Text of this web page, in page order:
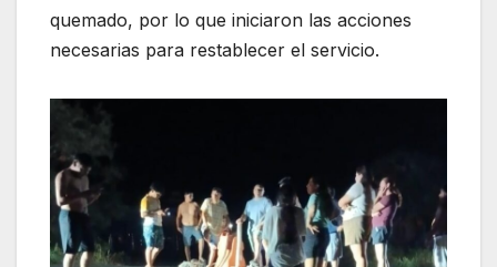
quemado, por lo que iniciaron las acciones
necesarias para restablecer el servicio.